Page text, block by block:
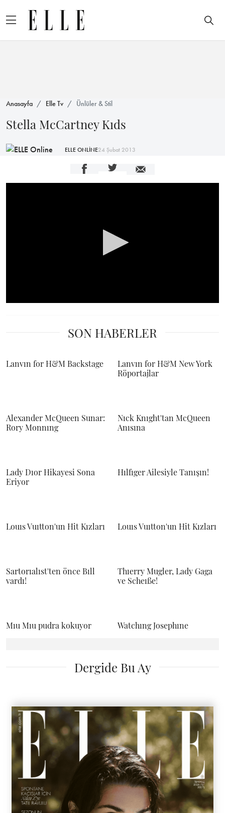
Anasayfa Elle Tv Ünlüler & Stil
Stella McCartney Kıds
ELLE ONLİNE24 Şubat 2013
SON HABERLER
Lanvın for H&M Backstage
Lanvın for H&M New York
Röportajlar
Alexander McQueen Sunar:
Rory Monnıng
Nıck Knıght'tan McQueen
Anısına
Lady Dıor Hikayesi Sona
Eriyor
Hılfıger Ailesiyle Tanışın!
Louıs Vuıtton'un Hit Kızları Louıs Vuıtton'un Hit Kızları
Sartorıalıst'ten önce Bıll
vardı!
Thıerry Mugler, Lady Gaga
ve Scheıße!
Mıu Mıu pudra kokuyor Watchıng Josephıne
Dergide Bu Ay